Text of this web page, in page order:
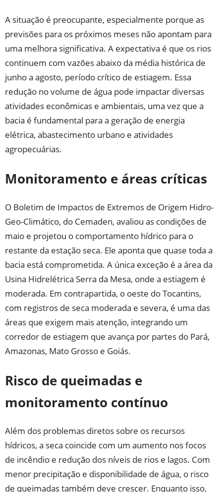
A situação é preocupante, especialmente porque as
previsões para os próximos meses não apontam para
uma melhora significativa. A expectativa é que os rios
continuem com vazões abaixo da média histórica de
junho a agosto, período crítico de estiagem. Essa
redução no volume de água pode impactar diversas
atividades econômicas e ambientais, uma vez que a
bacia é fundamental para a geração de energia
elétrica, abastecimento urbano e atividades
agropecuárias.
Monitoramento e áreas críticas
O Boletim de Impactos de Extremos de Origem Hidro-
Geo-Climático, do Cemaden, avaliou as condições de
maio e projetou o comportamento hídrico para o
restante da estação seca. Ele aponta que quase toda a
bacia está comprometida. A única exceção é a área da
Usina Hidrelétrica Serra da Mesa, onde a estiagem é
moderada. Em contrapartida, o oeste do Tocantins,
com registros de seca moderada e severa, é uma das
áreas que exigem mais atenção, integrando um
corredor de estiagem que avança por partes do Pará,
Amazonas, Mato Grosso e Goiás.
Risco de queimadas e
monitoramento contínuo
Além dos problemas diretos sobre os recursos
hídricos, a seca coincide com um aumento nos focos
de incêndio e redução dos níveis de rios e lagos. Com
menor precipitação e disponibilidade de água, o risco
de queimadas também deve crescer. Enquanto isso,